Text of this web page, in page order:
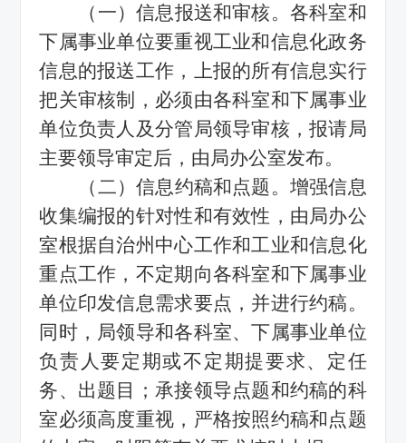
（一）信息报送和审核。各科室和
下属事业单位要重视工业和信息化政务
信息的报送工作，上报的所有信息实行
把关审核制，必须由各科室和下属事业
单位负责人及分管局领导审核，报请局
主要领导审定后，由局办公室发布。
（二）信息约稿和点题。增强信息
收集编报的针对性和有效性，由局办公
室根据自治州中心工作和工业和信息化
重点工作，不定期向各科室和下属事业
单位印发信息需求要点，并进行约稿。
同时，局领导和各科室、下属事业单位
负责人要定期或不定期提要求、定任
务、出题目；承接领导点题和约稿的科
室必须高度重视，严格按照约稿和点题